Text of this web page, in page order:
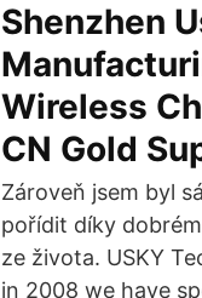
Shenzhen
Wireless
CN Gold
Zároveň jsem byl
pořídit díky
ze života. USKY
in 2008 we have